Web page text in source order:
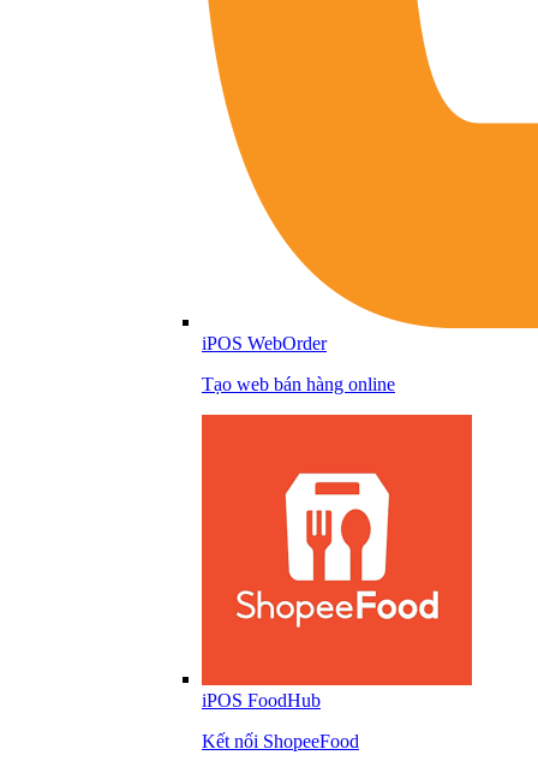
iPOS WebOrder
Tạo web bán hàng online
iPOS FoodHub
Kết nối ShopeeFood